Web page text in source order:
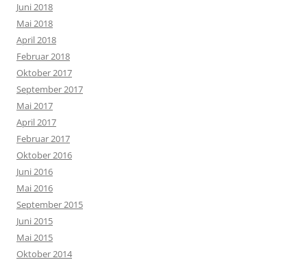
Juni 2018
Mai 2018
April 2018
Februar 2018
Oktober 2017
September 2017
Mai 2017
April 2017
Februar 2017
Oktober 2016
Juni 2016
Mai 2016
September 2015
Juni 2015
Mai 2015
Oktober 2014